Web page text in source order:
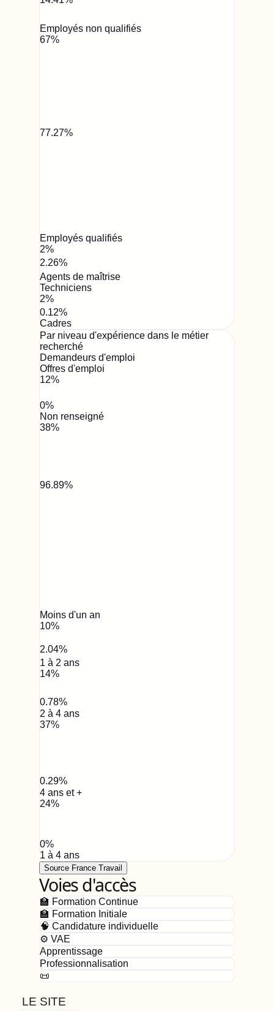
Employés non qualifiés
67%
77.27%
Employés qualifiés
2%
2.26%
Agents de maîtrise
Techniciens
2%
0.12%
Cadres
Par niveau d'expérience dans le métier
recherché
Demandeurs d'emploi
Offres d'emploi
12%
0%
Non renseigné
38%
96.89%
Moins d'un an
10%
2.04%
1 à 2 ans
14%
0.78%
2 à 4 ans
37%
0.29%
4 ans et +
24%
0%
1 à 4 ans
Source France Travail
Voies d'accès
🏫 Formation Continue
🏫 Formation Initiale
🧠 Candidature individuelle
⚙️ VAE
Apprentissage
Professionnalisation
📜
LE SITE